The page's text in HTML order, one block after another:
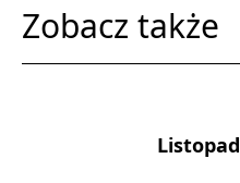
Zobacz także
Listopad